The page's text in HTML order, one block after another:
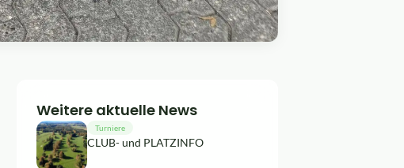
Weitere aktuelle News
Turniere
CLUB- und PLATZINFO